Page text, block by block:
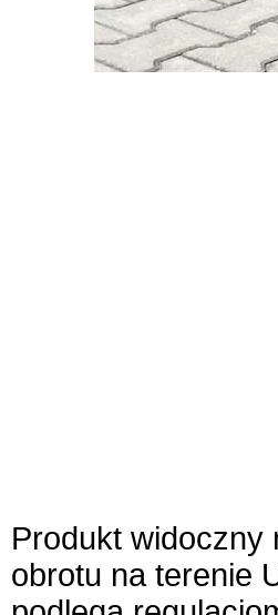
Produkt widoczny
obrotu na terenie